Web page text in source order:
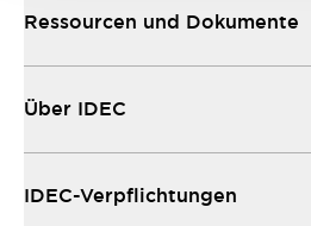
Ressourcen und Dokumente
Über IDEC
IDEC-Verpflichtungen